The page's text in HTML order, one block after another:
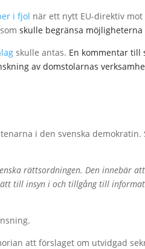
i fjol när ett nytt EU-direktiv
skulle begränsa
skulle antas. En kommentar till
av domstolarnas
i den svenska demokratin.
rättsordningen. Den innebär
till insyn i och tillgång till
att förslaget om utvidgad